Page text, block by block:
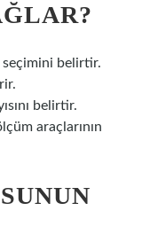
belirtir.
belirtir.
araçlarının